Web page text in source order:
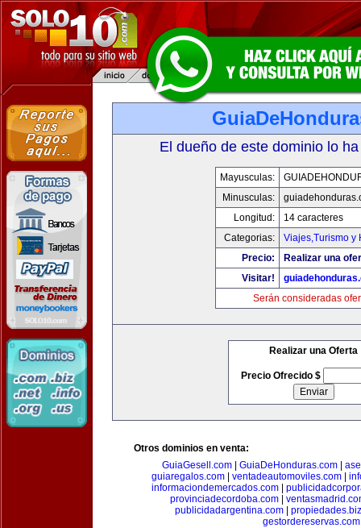
El dueño de este dominio lo
Mayusculas:
Minusculas:
Longitud:
14 caracteres
Categorias:
Viajes,Turismo y
Precio:
Realizar una
Visitar!
Serán consideradas
Realizar una Oferta
Precio Ofrecido $
Otros dominios en venta:
GuiaGesell.com
GuiaDeHonduras.com
guiaregalos.com| ventadeautomoviles.com|
informaciondemercados.com|
provinciadecordoba.com
publicidadargentina.com| propiedades.biz
gestordereservas.com